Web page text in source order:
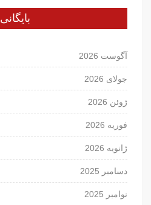
بایگانی
آگوست 2026
جولای 2026
ژوئن 2026
فوریه 2026
ژانویه 2026
دسامبر 2025
نوامبر 2025